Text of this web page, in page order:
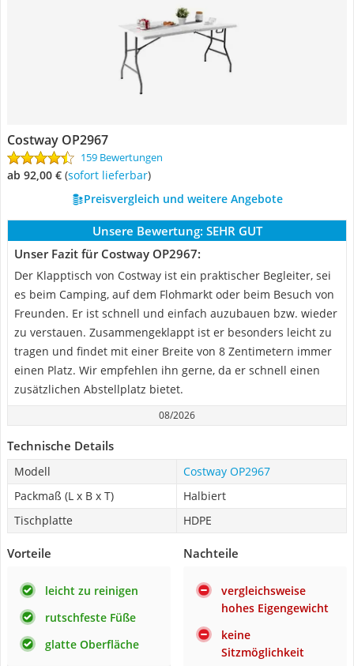
Costway OP2967
159 Bewertungen
ab 92,00 € ( Sofort lieferbar)
Preisvergleich und weitere Angebote
Unsere Bewertung: SEHR GUT
Unser Fazit für Costway OP2967:
Der Klapptisch von Costway ist ein praktischer Begleiter, sei
es beim Camping, auf dem Flohmarkt oder beim Besuch von
Freunden. Er ist schnell und einfach auzubauen bzw. wieder
zu verstauen. Zusammengeklappt ist er besonders leicht zu
tragen und findet mit einer Breite von 8 Zentimetern immer
einen Platz. Wir empfehlen ihn gerne, da er schnell einen
zusätzlichen Abstellplatz bietet.
08/2026
Technische Details
Modell
Costway OP2967
Packmaß (L x B x T)
Halbiert
Tischplatte
HDPE
Vorteile
leicht zu reinigen
rutschfeste Füße
glatte Oberfläche
Nachteile
vergleichsweise
hohes Eigengewicht
keine
Sitzmöglichkeit